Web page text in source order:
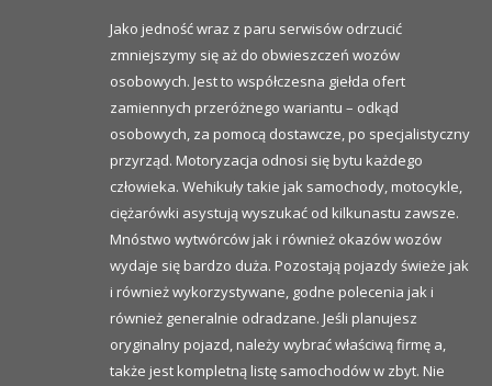
Jako jedność wraz z paru serwisów odrzucić
zmniejszymy się aż do obwieszczeń wozów
osobowych. Jest to współczesna giełda ofert
zamiennych przeróżnego wariantu – odkąd
osobowych, za pomocą dostawcze, po specjalistyczny
przyrząd. Motoryzacja odnosi się bytu każdego
człowieka. Wehikuły takie jak samochody, motocykle,
ciężarówki asystują wyszukać od kilkunastu zawsze.
Mnóstwo wytwórców jak i również okazów wozów
wydaje się bardzo duża. Pozostają pojazdy świeże jak
i również wykorzystywane, godne polecenia jak i
również generalnie odradzane. Jeśli planujesz
oryginalny pojazd, należy wybrać właściwą firmę a,
także jest kompletną listę samochodów w zbyt. Nie